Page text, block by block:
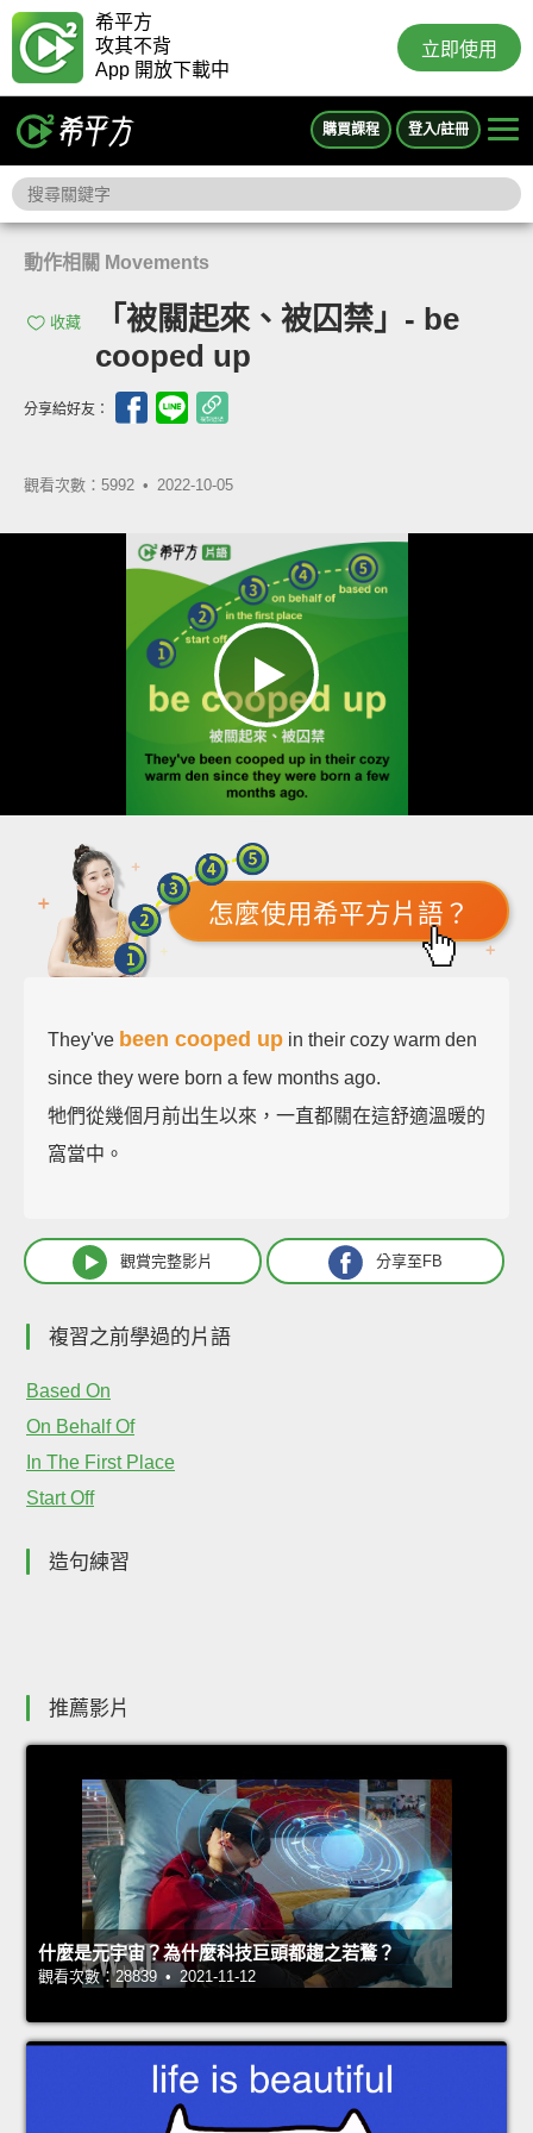
希平方
攻其不背
App 開放下載中
立即使用
購買課程 登入/註冊
動作相關 Movements
收藏
「被關起來、被囚禁」- be
cooped up
分享給好友：
觀看次數：5992 • 2022-10-05
怎麼使用希平方片語？
They've been cooped up in their cozy warm den
since they were born a few months ago.
牠們從幾個月前出生以來，一直都關在這舒適溫暖的
窩當中。
觀賞完整影片 分享至FB
複習之前學過的片語
Based On
On Behalf Of
In The First Place
Start Off
造句練習
推薦影片
什麼是元宇宙？為什麼科技巨頭都趨之若鶩？
觀看次數：28839 • 2021-11-12